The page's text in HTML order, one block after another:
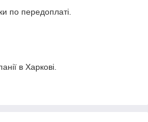
по передоплаті.
в Харкові.